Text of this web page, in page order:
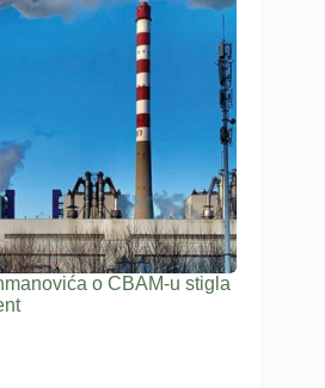
o CBAM-u stigla